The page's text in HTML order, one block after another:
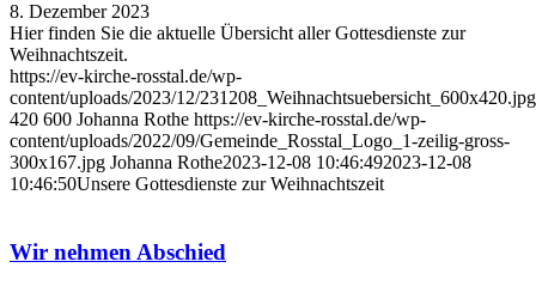
8. Dezember 2023
Hier finden Sie die aktuelle Übersicht aller Gottesdienste zur
Weihnachtszeit.
https://ev-kirche-rosstal.de/wp-
content/uploads/2023/12/231208_Weihnachtsuebersicht_600x420.jpg
420 600 Johanna Rothe https://ev-kirche-rosstal.de/wp-
content/uploads/2022/09/Gemeinde_Rosstal_Logo_1-zeilig-gross-
300x167.jpg Johanna Rothe2023-12-08 10:46:492023-12-08
10:46:50Unsere Gottesdienste zur Weihnachtszeit
Wir nehmen Abschied